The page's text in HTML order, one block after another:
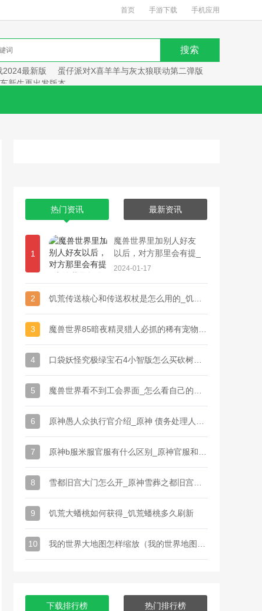
首页 手游下载 手机应用
2024最新版
蛋仔派对X喜羊羊与灰太狼联动第二弹版
新生再出发版本
热门资讯 最新资讯
1
魔兽世界里加别人好友
以后，对方那里会有提_
魔兽世界怎么查看好友
2024-01-17
2
3
4
5
6
7
8
9 饥荒大蟠桃如何获得_饥荒蟠桃多久刷新
10
下载排行榜 热门排行榜